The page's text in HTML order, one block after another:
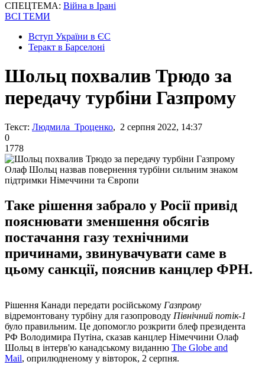
СПЕЦТЕМА: Війна в Ірані
ВСІ ТЕМИ
Вступ України в ЄС
Теракт в Барселоні
Шольц похвалив Трюдо за
передачу турбіни Газпрому
Текст: Людмила Троценко, 2 серпня 2022, 14:37
0
1778
Олаф Шольц назвав повернення турбіни сильним знаком
підтримки Німеччини та Європи
Таке рішення забрало у Росії привід
пояснювати зменшення обсягів
постачання газу технічними
причинами, звинувачувати саме в
цьому санкції, пояснив канцлер ФРН.
Рішення Канади передати російському Газпрому
відремонтовану турбіну для газопроводу Північний потік-1
було правильним. Це допомогло розкрити блеф президента
РФ Володимира Путіна, сказав канцлер Німеччини Олаф
Шольц в інтерв'ю канадському виданню The Globe and
Mail, оприлюдненому у вівторок, 2 серпня.